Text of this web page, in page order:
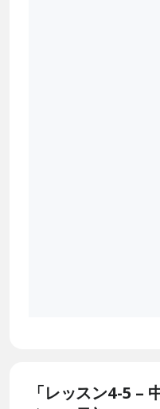
「レッスン4-5 –